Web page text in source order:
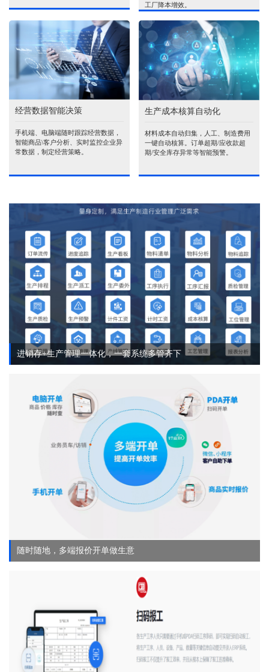
工厂降本增效。
经营数据智能决策
手机端、电脑端随时跟踪经营数据，
智能商品\客户分析、实时监控企业异
常数据，制定经营策略。
生产成本核算自动化
材料成本自动归集，人工、制造费用
一键自动核算。订单超期/应收款超
期/安全库存异常等智能预警。
进销存+生产管理一体化，一套系统多管齐下
随时随地，多端报价开单做生意